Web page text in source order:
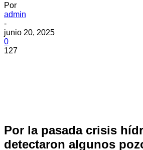
Por
admin
-
junio 20, 2025
0
127
Por la pasada crisis
detectaron algunos